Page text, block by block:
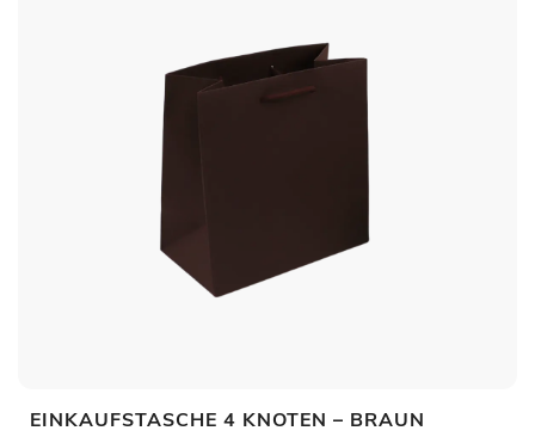
EINKAUFSTASCHE 4 KNOTEN – BRAUN